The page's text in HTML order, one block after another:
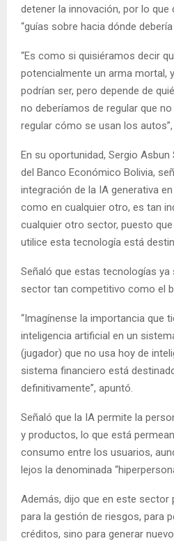
detener la innovación, por lo que
“guías sobre hacia dónde
“Es como si quisiéramos decir
potencialmente un arma mortal,
podrían ser, pero depende de
no deberíamos de regular que
regular cómo se usan los
En su oportunidad, Sergio
del Banco Económico Bolivia,
integración de la IA generativa
como en cualquier otro, es tan
cualquier otro sector, puesto
utilice esta tecnología está
Señaló que estas tecnologías ya
sector tan competitivo como el
“Imagínense la importancia que
inteligencia artificial en un
(jugador) que no usa hoy de
sistema financiero está
definitivamente”, apuntó.
Señaló que la IA permite la
y productos, lo que está
consumo entre los usuarios,
lejos la denominada
Además, dijo que en este sector
para la gestión de riesgos, para
créditos, sino para generar